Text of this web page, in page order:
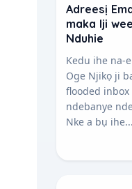
Adreesị
maka Iji
Nduhie
Kedu ihe na-
Oge Njikọ ji
flooded
ndebanye
Nke a bụ ihe...